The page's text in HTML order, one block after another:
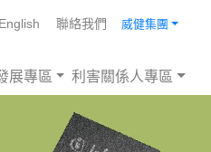
English 聯絡我們 威健集團
展專區 利害關係人專區